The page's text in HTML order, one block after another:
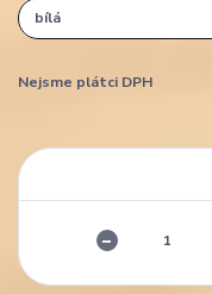
Nejsme plátci DPH